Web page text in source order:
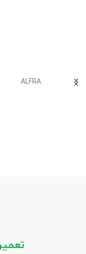
ALFRA